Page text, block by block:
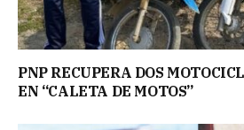
PNP RECUPERA DOS
EN “CALETA DE MOTOS”